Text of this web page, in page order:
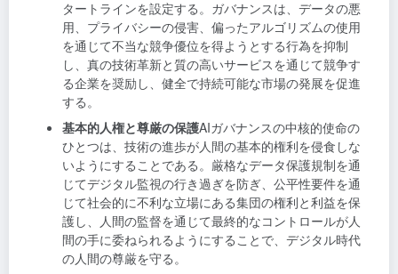
タートラインを設定する。ガバナンスは、データの悪
用、プライバシーの侵害、偏ったアルゴリズムの使用
を通じて不当な競争優位を得ようとする行為を抑制
し、真の技術革新と質の高いサービスを通じて競争す
る企業を奨励し、健全で持続可能な市場の発展を促進
する。
基本的人権と尊厳の保護AIガバナンスの中核的使命の
ひとつは、技術の進歩が人間の基本的権利を侵食しな
いようにすることである。厳格なデータ保護規制を通
じてデジタル監視の行き過ぎを防ぎ、公平性要件を通
じて社会的に不利な立場にある集団の権利と利益を保
護し、人間の監督を通じて最終的なコントロールが人
間の手に委ねられるようにすることで、デジタル時代
の人間の尊厳を守る。